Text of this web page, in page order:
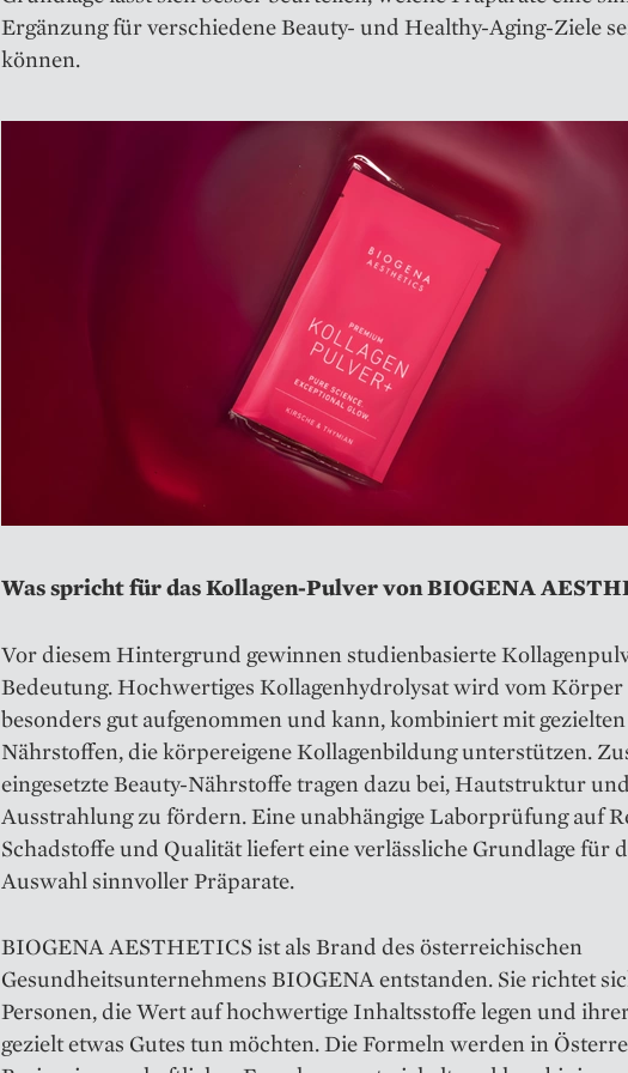
Ergänzung für verschiedene Beauty- und Healthy-Aging-Ziele
können.
Was spricht für das Kollagen-Pulver von BIOGENA
Vor diesem Hintergrund gewinnen studienbasierte
Bedeutung. Hochwertiges Kollagenhydrolysat wird vom Körper
besonders gut aufgenommen und kann, kombiniert mit gezielten
Nährstoffen, die körpereigene Kollagenbildung unterstützen.
eingesetzte Beauty-Nährstoffe tragen dazu bei, Hautstruktur
Ausstrahlung zu fördern. Eine unabhängige Laborprüfung auf
Schadstoffe und Qualität liefert eine verlässliche Grundlage für
Auswahl sinnvoller Präparate.
BIOGENA AESTHETICS ist als Brand des österreichischen
Gesundheitsunternehmens BIOGENA entstanden. Sie richtet
Personen, die Wert auf hochwertige Inhaltsstoffe legen und
gezielt etwas Gutes tun möchten. Die Formeln werden in